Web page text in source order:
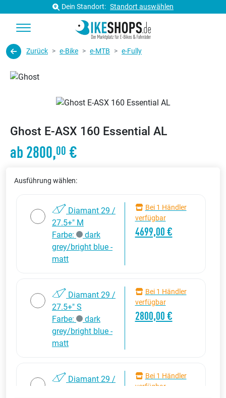
Dein Standort: Standort auswählen
Zurück e-Bike e-MTB e-Fully
Ghost E-ASX 160 Essential AL
ab 2800,00 €
Ausführung wählen:
Diamant 29 /
27.5+" M
Farbe:
dark
grey/bright blue -
matt
Bei 1 Händler
verfügbar
4699,00 €
Diamant 29 /
27.5+" S
Farbe:
dark
grey/bright blue -
matt
Bei 1 Händler
verfügbar
2800,00 €
Diamant 29 /
Bei 1 Händler
verfügbar